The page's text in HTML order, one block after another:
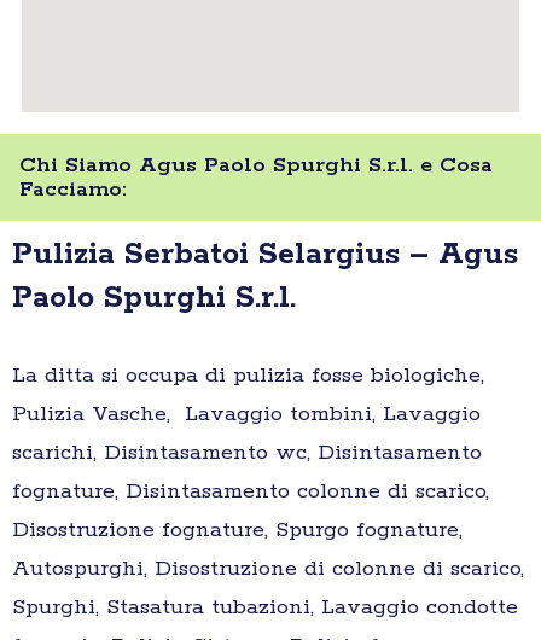
Chi Siamo Agus Paolo Spurghi S.r.l. e Cosa
Facciamo:
Pulizia Serbatoi Selargius – Agus
Paolo Spurghi S.r.l.
La ditta si occupa di pulizia fosse biologiche,
Pulizia Vasche, Lavaggio tombini, Lavaggio
scarichi, Disintasamento wc, Disintasamento
fognature, Disintasamento colonne di scarico,
Disostruzione fognature, Spurgo fognature,
Autospurghi, Disostruzione di colonne di scarico,
Spurghi, Stasatura tubazioni, Lavaggio condotte